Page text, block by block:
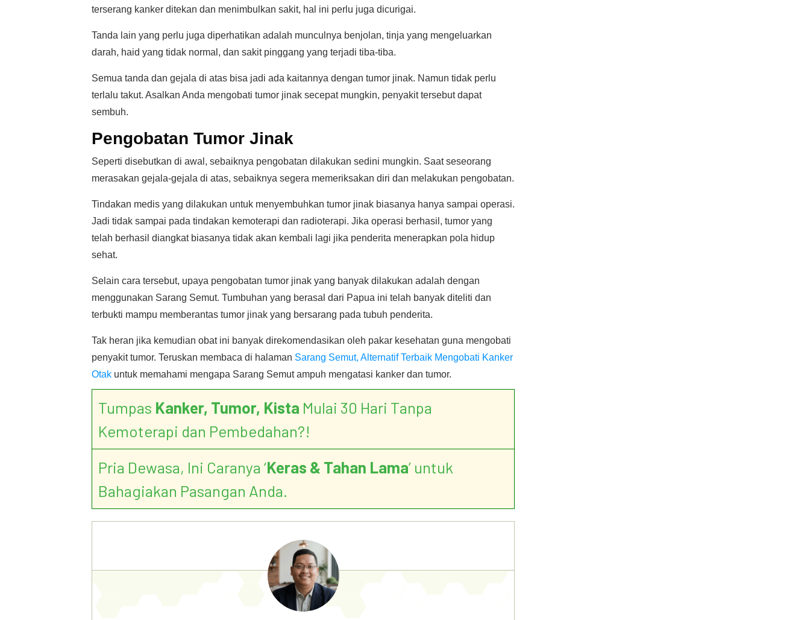
terserang kanker ditekan dan menimbulkan sakit, hal ini perlu juga dicurigai.
Tanda lain yang perlu juga diperhatikan adalah munculnya benjolan, tinja yang mengeluarkan
darah, haid yang tidak normal, dan sakit pinggang yang terjadi tiba-tiba.
Semua tanda dan gejala di atas bisa jadi ada kaitannya dengan tumor jinak. Namun tidak perlu
terlalu takut. Asalkan Anda mengobati tumor jinak secepat mungkin, penyakit tersebut dapat
sembuh.
Pengobatan Tumor Jinak
Seperti disebutkan di awal, sebaiknya pengobatan dilakukan sedini mungkin. Saat seseorang
merasakan gejala-gejala di atas, sebaiknya segera memeriksakan diri dan melakukan pengobatan.
Tindakan medis yang dilakukan untuk menyembuhkan tumor jinak biasanya hanya sampai operasi.
Jadi tidak sampai pada tindakan kemoterapi dan radioterapi. Jika operasi berhasil, tumor yang
telah berhasil diangkat biasanya tidak akan kembali lagi jika penderita menerapkan pola hidup
sehat.
Selain cara tersebut, upaya pengobatan tumor jinak yang banyak dilakukan adalah dengan
menggunakan Sarang Semut. Tumbuhan yang berasal dari Papua ini telah banyak diteliti dan
terbukti mampu memberantas tumor jinak yang bersarang pada tubuh penderita.
Tak heran jika kemudian obat ini banyak direkomendasikan oleh pakar kesehatan guna mengobati
penyakit tumor. Teruskan membaca di halaman Sarang Semut, Alternatif Terbaik Mengobati Kanker
Otak untuk memahami mengapa Sarang Semut ampuh mengatasi kanker dan tumor.
Tumpas Kanker, Tumor, Kista Mulai 30 Hari Tanpa
Kemoterapi dan Pembedahan?!
Pria Dewasa, Ini Caranya ‘Keras & Tahan Lama’ untuk
Bahagiakan Pasangan Anda.